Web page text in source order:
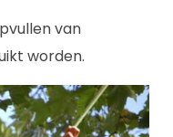
van
worden.